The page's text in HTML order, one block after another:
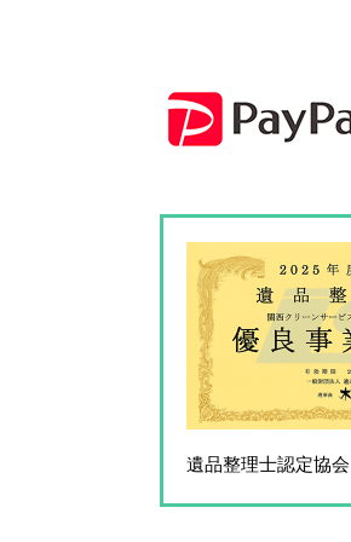
遺品整理士認定協会